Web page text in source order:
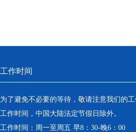
工作时间
为了避免不必要的等待，敬请注意我们的
工作时间，中国大陆法定节假日除外。
工作时间：周一至周五 早8：30-晚6：00